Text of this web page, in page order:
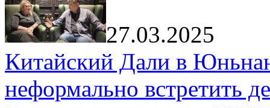
27.03.2025
Китайский Дали в
неформально встретить